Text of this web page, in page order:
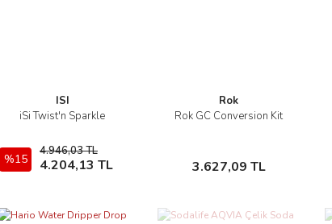
ISI
iSi Twist'n Sparkle
%15
4.946,03 TL
4.204,13 TL
İncele
Sepete Ekle
Rok
Rok GC Conversion Kit
3.627,09 TL
İncele
Sepete Ekle